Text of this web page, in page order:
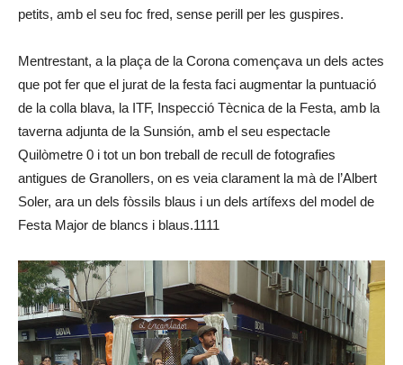
petits, amb el seu foc fred, sense perill per les guspires.
Mentrestant, a la plaça de la Corona començava un dels actes
que pot fer que el jurat de la festa faci augmentar la puntuació
de la colla blava, la ITF, Inspecció Tècnica de la Festa, amb la
taverna adjunta de la Sunsión, amb el seu espectacle
Quilòmetre 0 i tot un bon treball de recull de fotografies
antigues de Granollers, on es veia clarament la mà de l’Albert
Soler, ara un dels fòssils blaus i un dels artífexs del model de
Festa Major de blancs i blaus.1111